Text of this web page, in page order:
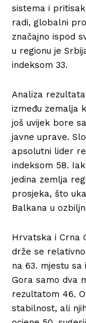
sistema i
radi, globalni
značajno ispod
u regionu je
indeksom 33.
Analiza
između zemalja
još uvijek bore
javne uprave.
apsolutni lider
indeksom 58.
jedina zemlja
prosjeka, što
Balkana u
Hrvatska i Crna
drže se
na 63. mjestu sa
Gora samo dva
rezultatom 46.
stabilnost, ali